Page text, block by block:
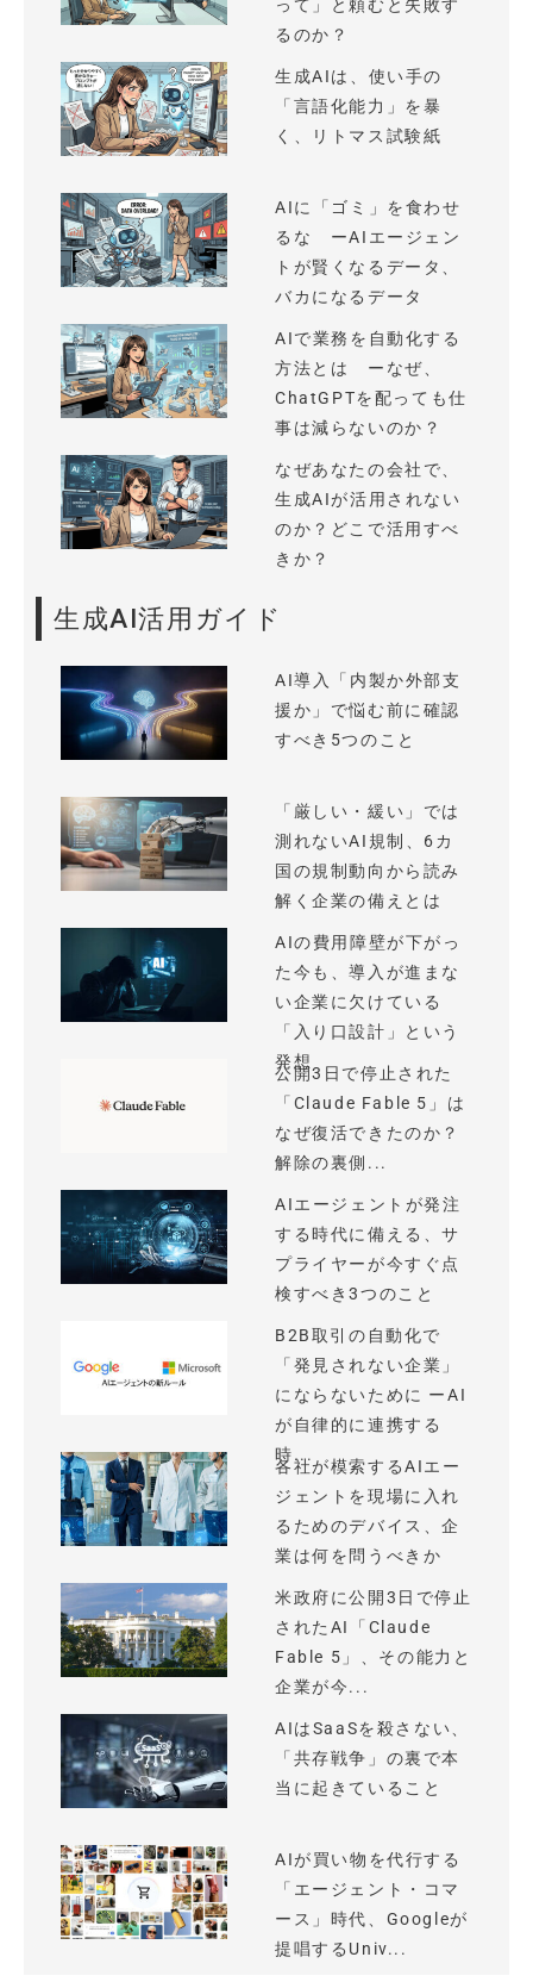
って」と頼むと失敗す
るのか？
生成AIは、使い手の
「言語化能力」を暴
く、リトマス試験紙
AIに「ゴミ」を食わせ
るな ーAIエージェン
トが賢くなるデータ、
バカになるデータ
AIで業務を自動化する
方法とは ーなぜ、
ChatGPTを配っても仕
事は減らないのか？
なぜあなたの会社で、
生成AIが活用されない
のか？どこで活用すべ
きか？
生成AI活用ガイド
AI導入「内製か外部支
援か」で悩む前に確認
すべき5つのこと
「厳しい・緩い」では
測れないAI規制、6カ
国の規制動向から読み
解く企業の備えとは
AIの費用障壁が下がっ
た今も、導入が進まな
い企業に欠けている
「入り口設計」という
発想
公開3日で停止された
「Claude Fable 5」は
なぜ復活できたのか？
解除の裏側...
AIエージェントが発注
する時代に備える、サ
プライヤーが今すぐ点
検すべき3つのこと
B2B取引の自動化で
「発見されない企業」
にならないために ーAI
が自律的に連携する
時...
各社が模索するAIエー
ジェントを現場に入れ
るためのデバイス、企
業は何を問うべきか
米政府に公開3日で停止
されたAI「Claude
Fable 5」、その能力と
企業が今...
AIはSaaSを殺さない、
「共存戦争」の裏で本
当に起きていること
AIが買い物を代行する
「エージェント・コマ
ース」時代、Googleが
提唱するUniv...